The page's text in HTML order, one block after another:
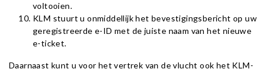
voltooien.
KLM stuurt u onmiddellijk het bevestigingsbericht op uw
geregistreerde e-ID met de juiste naam van het nieuwe
e-ticket.
Daarnaast kunt u voor het vertrek van de vlucht ook het KLM-